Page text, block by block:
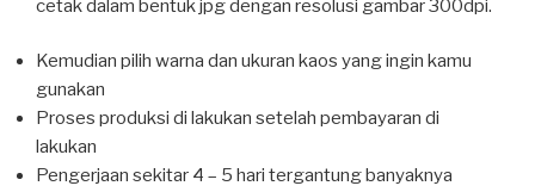
cetak dalam bentuk jpg dengan resolusi gambar 300dpi.
Kemudian pilih warna dan ukuran kaos yang ingin kamu
gunakan
Proses produksi di lakukan setelah pembayaran di
lakukan
Pengerjaan sekitar 4 – 5 hari tergantung banyaknya